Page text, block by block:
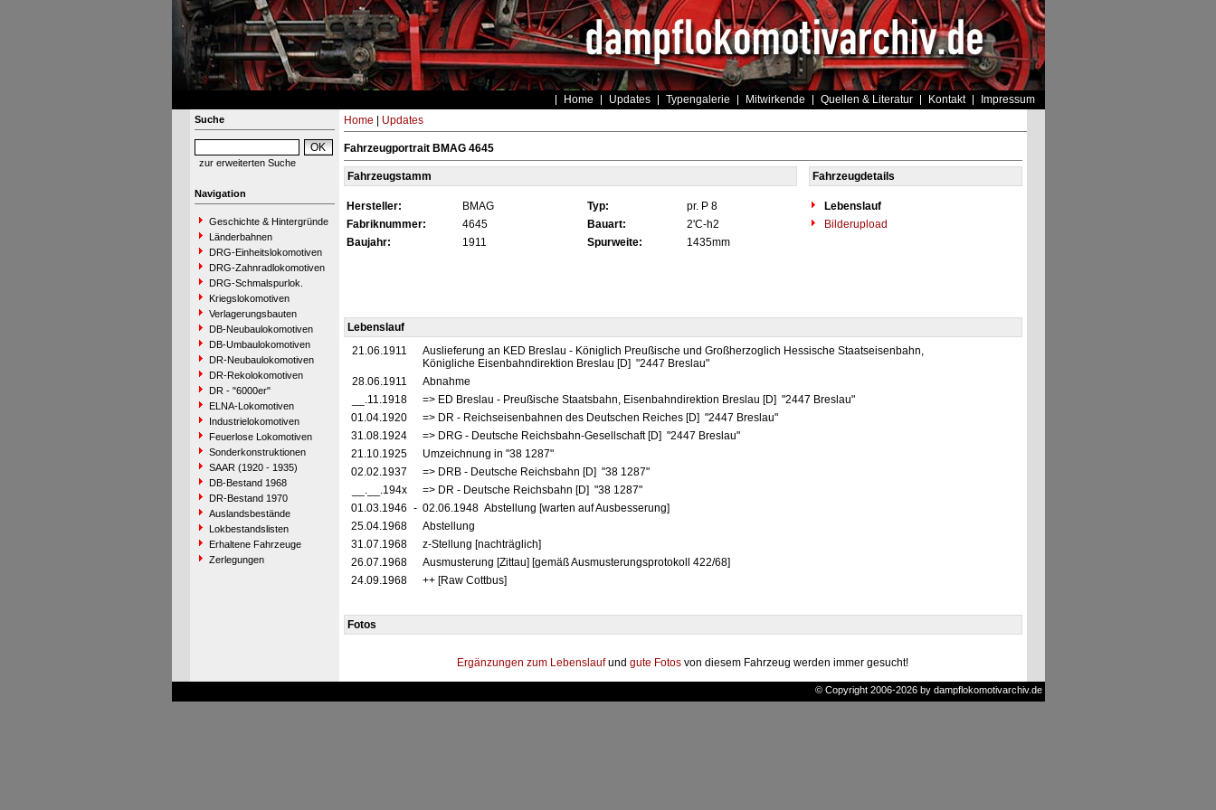
Home Updates Typengalerie Mitwirkende Quellen & Literatur Kontakt Impressum
Suche
zur erweiterten Suche
Navigation
Geschichte & Hintergründe
Länderbahnen
DRG-Einheitslokomotiven
DRG-Zahnradlokomotiven
DRG-Schmalspurlok.
Kriegslokomotiven
Verlagerungsbauten
DB-Neubaulokomotiven
DB-Umbaulokomotiven
DR-Neubaulokomotiven
DR-Rekolokomotiven
DR - "6000er"
ELNA-Lokomotiven
Industrielokomotiven
Feuerlose Lokomotiven
Sonderkonstruktionen
SAAR (1920 - 1935)
DB-Bestand 1968
DR-Bestand 1970
Auslandsbestände
Lokbestandslisten
Erhaltene Fahrzeuge
Zerlegungen
Home Updates
Fahrzeugportrait BMAG 4645
Fahrzeugstamm Fahrzeugdetails
Hersteller: BMAG Typ: pr. P 8
Lebenslauf
Fabriknummer:
4645 Bauart: 2'C-h2
Bilderupload
Baujahr:
1911 Spurweite: 1435mm
Lebenslauf
21.06.1911
Auslieferung an KED Breslau - Königlich Preußische und Großherzoglich Hessische Staatseisenbahn,
Königliche Eisenbahndirektion Breslau [D] "2447 Breslau"
28.06.1911
Abnahme
__.11.1918
=> ED Breslau - Preußische Staatsbahn, Eisenbahndirektion Breslau [D] "2447 Breslau"
01.04.1920
=> DR - Reichseisenbahnen des Deutschen Reiches [D] "2447 Breslau"
31.08.1924
=> DRG - Deutsche Reichsbahn-Gesellschaft [D] "2447 Breslau"
21.10.1925
Umzeichnung in "38 1287"
02.02.1937
=> DRB - Deutsche Reichsbahn [D] "38 1287"
__.__.194x
=> DR - Deutsche Reichsbahn [D] "38 1287"
01.03.1946 - 02.06.1948 Abstellung [warten auf Ausbesserung]
25.04.1968
Abstellung
31.07.1968
z-Stellung [nachträglich]
26.07.1968
Ausmusterung [Zittau] [gemäß Ausmusterungsprotokoll 422/68]
24.09.1968
++ [Raw Cottbus]
Fotos
Ergänzungen zum Lebenslaufund gute Fotos von diesem Fahrzeug werden immer gesucht!
© Copyright 2006-2026 by dampflokomotivarchiv.de